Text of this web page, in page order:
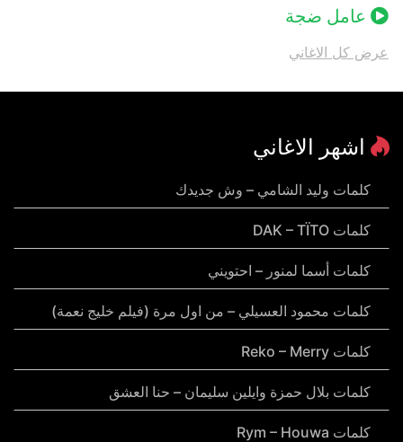
عامل ضجة
عرض كل الاغاني
اشهر الاغاني
كلمات وليد الشامي – وش جديدك
كلمات DAK – TÏTO
كلمات أسما لمنور – احتويني
كلمات محمود العسيلي – من اول مرة (فيلم خليج نعمة)
كلمات Reko – Merry
كلمات بلال حمزة وايلين سليمان – حنا العشق
كلمات Rym – Houwa